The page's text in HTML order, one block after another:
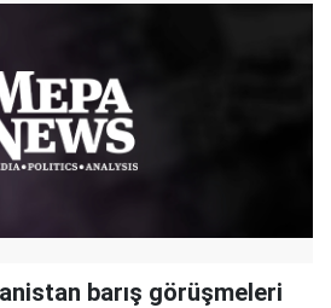
barış görüşmeleri